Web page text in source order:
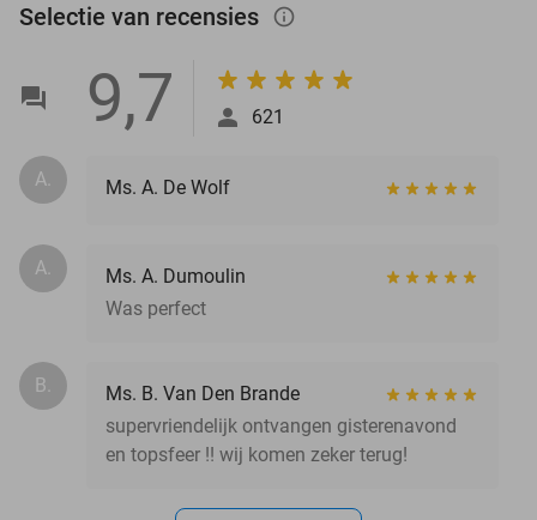
Selectie van recensies info_outlined
9,7 621
A. Ms. A. De Wolf
A.
Ms. A. Dumoulin
Was perfect
B.
Ms. B. Van Den Brande
supervriendelijk ontvangen gisterenavond
en topsfeer !! wij komen zeker terug!